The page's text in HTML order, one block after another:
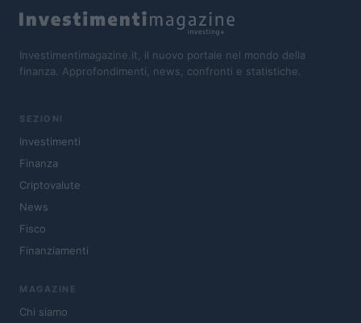
Investimentimagazine.it, il nuovo portale nel mondo della
finanza. Approfondimenti, news, confronti e statistiche.
SEZIONI
Investimenti
Finanza
Criptovalute
News
Fisco
Finanziamenti
MAGAZINE
Chi siamo